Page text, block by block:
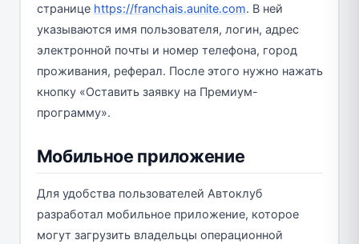
странице https://franchais.aunite.com. В ней
указываются имя пользователя, логин, адрес
электронной почты и номер телефона, город
проживания, реферал. После этого нужно нажать
кнопку «Оставить заявку на Премиум-
программу».
Мобильное приложение
Для удобства пользователей Автоклуб
разработал мобильное приложение, которое
могут загрузить владельцы операционной